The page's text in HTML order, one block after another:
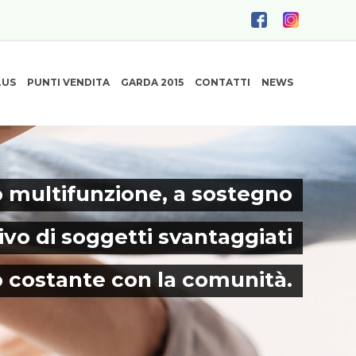
PUNTI VENDITA GARDA 2015 CONTATTI NEWS
multifunzione, a sostegno
di soggetti svantaggiati
con la comunità.